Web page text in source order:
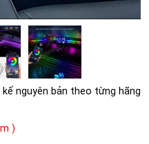
nguyên bản theo từng hãng
)